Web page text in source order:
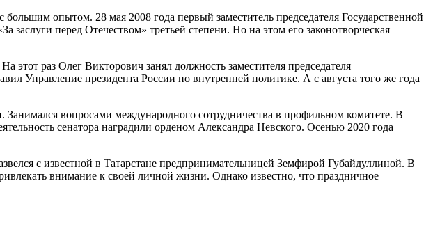
опытом. 28 мая 2008 года первый заместитель председателя Государственной
перед Отечеством» третьей степени. Но на этом его законотворческая
этот раз Олег Викторович занял должность заместителя председателя
Управление президента России по внутренней политике. А с августа того же года
вопросами международного сотрудничества в профильном комитете. В
сенатора наградили орденом Александра Невского. Осенью 2020 года
с известной в Татарстане предпринимательницей Земфирой Губайдуллиной. В
внимание к своей личной жизни. Однако известно, что праздничное